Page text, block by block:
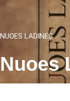
NUOES LADINES
Nuoes